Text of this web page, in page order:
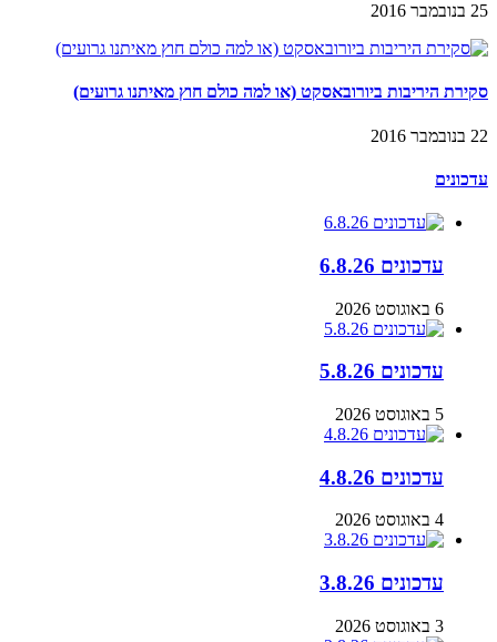
25 בנובמבר 2016
סקירת היריבות ביורובאסקט (או למה כולם חוץ מאיתנו גרועים)
22 בנובמבר 2016
עדכונים
עדכונים 6.8.26
6 באוגוסט 2026
עדכונים 5.8.26
5 באוגוסט 2026
עדכונים 4.8.26
4 באוגוסט 2026
עדכונים 3.8.26
3 באוגוסט 2026